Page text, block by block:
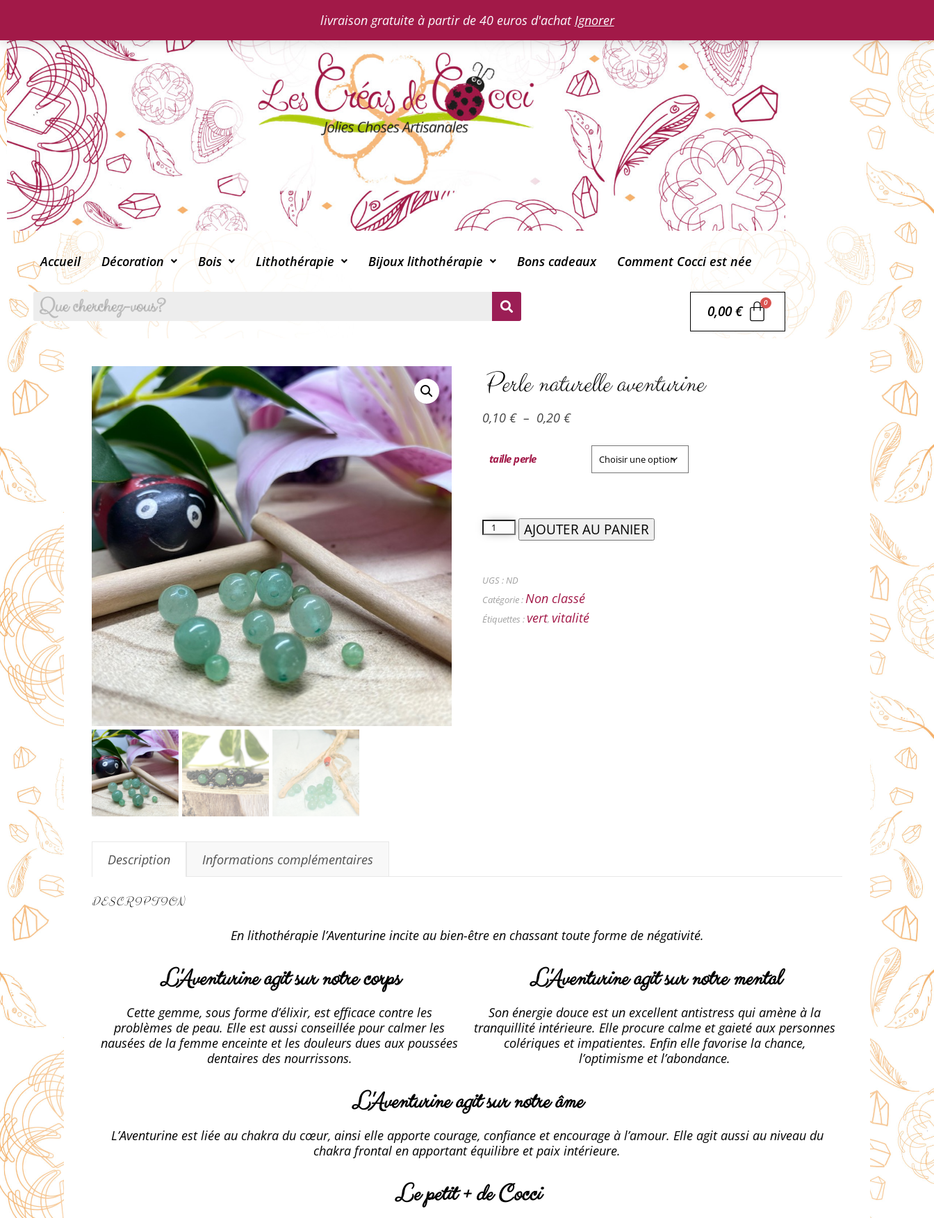
livraison gratuite à partir de 40 euros d'achatIgnorer
Accueil Décoration Bois Lithothérapie Bijoux lithothérapie Bons cadeaux Comment Cocci est née
0,00€
Perle naturelle aventurine
0,10 € – 0,20 €
taille perle
AJOUTER AU PANIER
UGS : ND
Catégorie : Non classé
Étiquettes : vert, vitalité
Description Informations complémentaires
DESCRIPTION
En lithothérapie l’Aventurine incite au bien-être en chassant toute forme de négativité.
L'Aventurine agit sur notre corps
Cette gemme, sous forme d’élixir, est efficace contre les
problèmes de peau. Elle est aussi conseillée pour calmer les
nausées de la femme enceinte et les douleurs dues aux poussées
dentaires des nourrissons.
L'Aventurine agit sur notre mental
Son énergie douce est un excellent antistress qui amène à la
tranquillité intérieure. Elle procure calme et gaieté aux personnes
colériques et impatientes. Enfin elle favorise la chance,
l’optimisme et l’abondance.
L'Aventurine agit sur notre âme
L’Aventurine est liée au chakra du cœur, ainsi elle apporte courage, confiance et encourage à l’amour. Elle agit aussi au niveau du
chakra frontal en apportant équilibre et paix intérieure.
Le petit + de Cocci